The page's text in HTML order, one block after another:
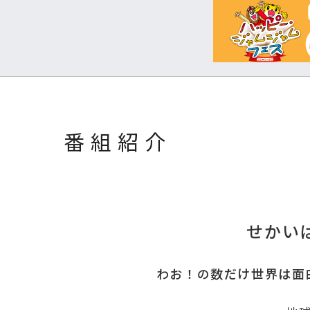
番組紹介
せかい
わお！の数だけ世界は